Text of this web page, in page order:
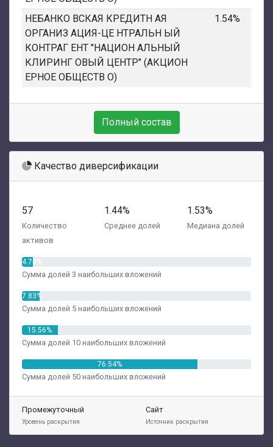
НЕБАНКО ВСКАЯ КРЕДИТН АЯ
ОРГАНИЗ АЦИЯ-ЦЕ НТРАЛЬН ЫЙ
КОНТРАГ ЕНТ "НАЦИОН АЛЬНЫЙ
КЛИРИНГ ОВЫЙ ЦЕНТР" (АКЦИОН
ЕРНОЕ ОБЩЕСТВ О)
1.54%
Полный состав
Качество диверсификации
57
Количество
активов
1.44%
Среднее долей
1.53%
Медиана долей
4.70%
Сумма долей 3 наибольших вложений
7.83%
Сумма долей 5 наибольших вложений
15.56%
Сумма долей 10 наибольших вложений
76.54%
Сумма долей 50 наибольших вложений
Промежуточный
Уровень раскрытия
Сайт
Источник раскрытия